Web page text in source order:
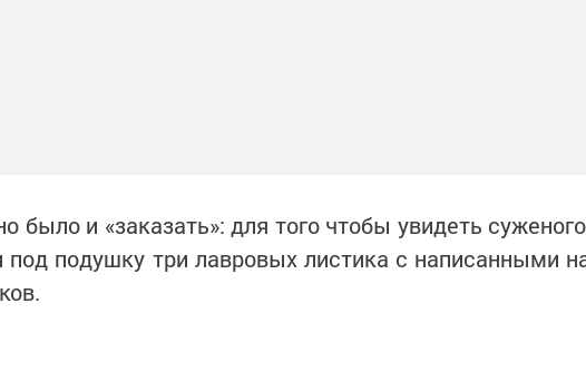
было и «заказать»: для того чтобы увидеть
под подушку три лавровых листика с написанными